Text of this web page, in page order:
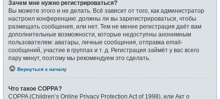
Зачем мне нужно регистрироваться?
Вы можете этого и не делать. Всё зависит от того, как администратор
настроил конференцию: должны ли вы зарегистрироваться, чтобы
размещать сообщения, или нет. Тем не менее регистрация даёт вам
дополнительные возможности, которые недоступны анонимным
пользователям: аватары, личные сообщения, отправка email-
сообщений, участие в группах и т. д. Регистрация займёт у вас всего
пару минут, поэтому мы рекомендуем это сделать.
Вернуться к началу
Что такое COPPA?
COPPA (Children’s Online Privacy Protection Act of 1998), или Акт о